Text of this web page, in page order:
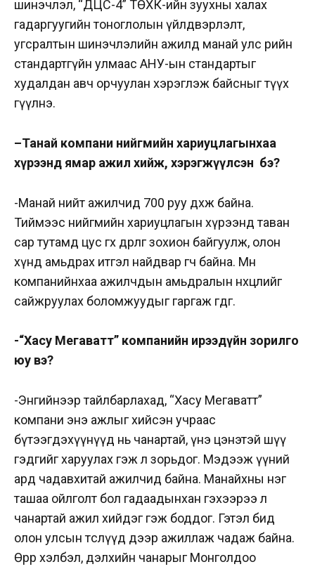
шинэчлэл, “ДЦС-4” ТӨХК-ийн зуухны халах
гадаргуугийн тоноглолын үйлдвэрлэлт,
угсралтын шинэчлэлийн ажилд манай улс өөрийн
стандартгүйн улмаас АНУ-ын стандартыг
худалдан авч орчуулан хэрэглэж байсныг түүх
өгүүлнэ.
–Танай компани нийгмийн хариуцлагынхаа
хүрээнд ямар ажил хийж, хэрэгжүүлсэн бэ?
-Манай нийт ажилчид 700 руу дөхөж байна.
Тиймээс нийгмийн хариуцлагын хүрээнд таван
сар тутамд цус өгөх өдөрлөг зохион байгуулж, олон
хүнд амьдрах итгэл найдвар өгч байна. Мөн
компанийнхаа ажилчдын амьдралын нөхцөлийг
сайжруулах боломжуудыг гаргаж өгдөг.
-“Хасу Мегаватт” компанийн ирээдүйн зорилго
юу вэ?
-Энгийнээр тайлбарлахад, “Хасу Мегаватт”
компани энэ ажлыг хийсэн учраас
бүтээгдэхүүнүүд нь чанартай, үнэ цэнэтэй шүү
гэдгийг харуулах гэж л зорьдог. Мэдээж үүний
ард чадавхитай ажилчид байна. Манайхны нэг
ташаа ойлголт бол гадаадынхан гэхээрээ л
чанартай ажил хийдэг гэж боддог. Гэтэл бид
олон улсын төслүүд дээр ажиллаж чадаж байна.
Өөрөөр хэлбэл, дэлхийн чанарыг Монголдоо